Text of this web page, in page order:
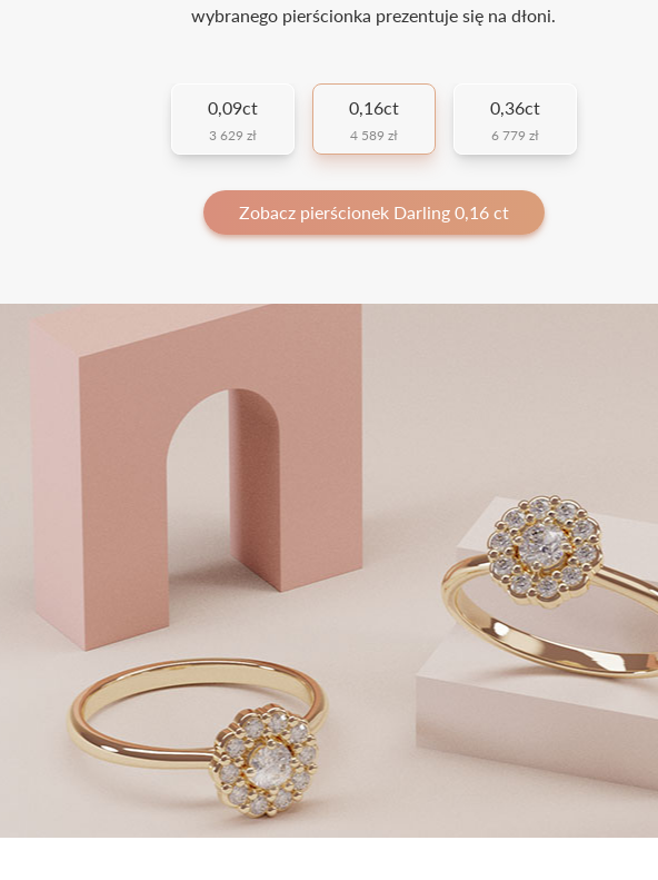
wybranego pierścionka prezentuje się na dłoni.
0,09ct
3 629 zł
0,16ct
4 589 zł
0,36ct
6 779 zł
Zobacz pierścionek Darling 0,16 ct